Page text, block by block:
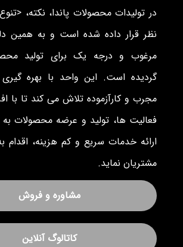
در تولیدات محصولات پاندا، نکته،
نظر قرار داده شده است و به همین
مرغوب و درجه یک برای تولید
گردیده است. این واحد با بهره
مجرب و کارآزموده تلاش می کند تا با
فعالیت ها، تولید و عرضه محصولات به
ارائه خدمات سریع و کم هزینه،
مشتریان نماید.
مشاوره و فروش
کاتالوگ آنلاین